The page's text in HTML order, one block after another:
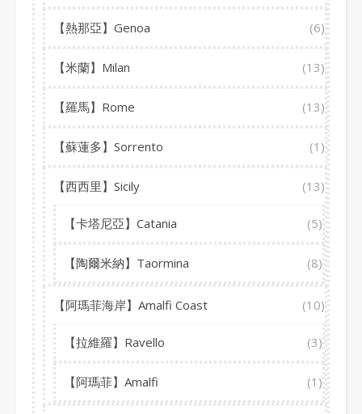
【熱那亞】Genoa (6)
【米蘭】Milan (13)
【羅馬】Rome (13)
【蘇蓮多】Sorrento (1)
【西西里】Sicily (13)
【卡塔尼亞】Catania (5)
【陶爾米納】Taormina (8)
【阿瑪菲海岸】Amalfi Coast (10)
【拉維羅】Ravello (3)
【阿瑪菲】Amalfi (1)